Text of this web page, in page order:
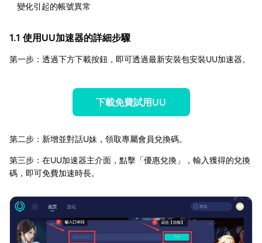
變化引起的帳號異常
1.1 使用UU加速器的詳細步驟
第一步：透過下方下載按鈕，即可透過最新安裝包安裝UU加速器。
下載免費試用UU
第二步：新增並對話U妹，領取專屬會員兌換碼。
第三步：在UU加速器主介面，點擊「優惠兌換」，輸入獲得的兌換
碼，即可免費加速時長。